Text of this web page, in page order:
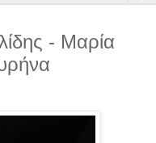
- Μαρία